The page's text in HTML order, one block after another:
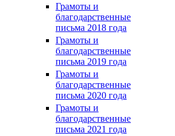
Грамоты и
благодарственные
письма 2018 года
Грамоты и
благодарственные
письма 2019 года
Грамоты и
благодарственные
письма 2020 года
Грамоты и
благодарственные
письма 2021 года